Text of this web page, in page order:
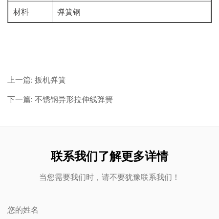
材料 弹簧钢
上一篇: 扳机弹簧
下一篇: 不锈钢异形拉伸线弹簧
联系我们了解更多详情
当您需要我们时，请不要犹豫联系我们！